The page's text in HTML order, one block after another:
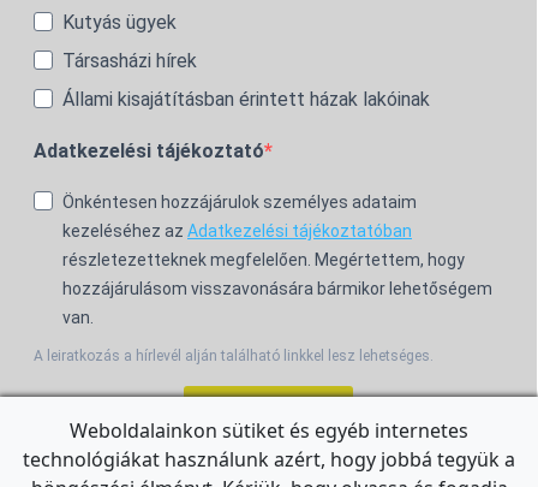
Kutyás ügyek
Társasházi hírek
Állami kisajátításban érintett házak lakóinak
Adatkezelési tájékoztató
Önkéntesen hozzájárulok személyes adataim
kezeléséhez az Adatkezelési tájékoztatóban
részletezetteknek megfelelően. Megértettem, hogy
hozzájárulásom visszavonására bármikor lehetőségem
van.
A leiratkozás a hírlevél alján található linkkel lesz lehetséges.
For the English Newsletter, clickHERE.
Weboldalainkon sütiket és egyéb internetes
technológiákat használunk azért, hogy jobbá tegyük a